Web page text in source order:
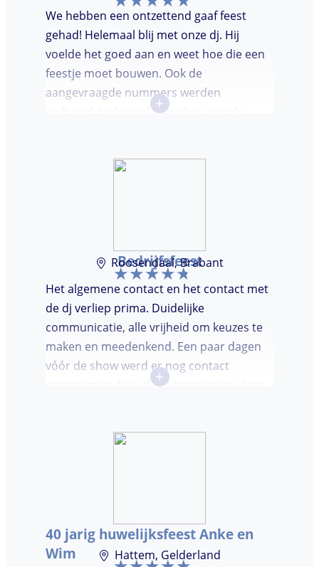
We hebben een ontzettend gaaf feest
gehad! Helemaal blij met onze dj. Hij
voelde het goed aan en weet hoe die een
feestje moet bouwen. Ook de
aangevraagde nummers werden
gedraaid. Helemaal tevreden over de
+
Bedrijfsfeest
Roosendaal, Brabant
Het algemene contact en het contact met
de dj verliep prima. Duidelijke
communicatie, alle vrijheid om keuzes te
maken en meedenkend. Een paar dagen
vóór de show werd er nog contact
opgenomen door de dj om nog eea door
met een klein clubje mensen en dat had
moest worden. Er was de mogelijkheid om
verzoeknummers aan te vragen.
+
40 jarig huwelijksfeest Anke en
Wim
Hattem, Gelderland